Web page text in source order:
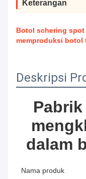
Keterangan
Botol schering spot
memproduksi botol
Deskripsi
dalam
Nama produk